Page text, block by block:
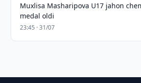
Muxlisa Masharipova U17 jahon
medal oldi
23:45 · 31/07